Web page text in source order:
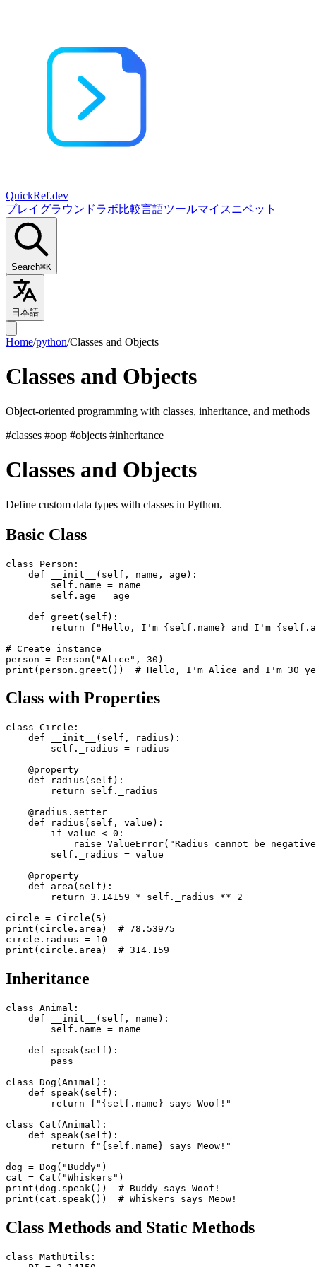
QuickRef.dev
プレイグラウンドラボ比較言語ツールマイスニペット
Search⌘K
日本語
Home/python/Classes and Objects
Classes and Objects
Object-oriented programming with classes, inheritance, and methods
#classes #oop #objects #inheritance
Classes and Objects
Define custom data types with classes in Python.
Basic Class
class Person:
    def __init__(self, name, age):
        self.name = name
        self.age = age
    def greet(self):
return f"Hello, I'm {self.name} and I'm
# Create instance
person = Person("Alice", 30)
Class with Properties
class Circle:
    def __init__(self, radius):
        self._radius = radius
    @property
    def radius(self):
        return self._radius
    @radius.setter
    def radius(self, value):
        if value < 0:
raise ValueError("Radius cannot be
        self._radius = value
    @property
    def area(self):
        return 3.14159 * self._radius ** 2
circle = Circle(5)
print(circle.area)  # 78.53975
circle.radius = 10
Inheritance
class Animal:
    def __init__(self, name):
        self.name = name
    def speak(self):
        pass
class Dog(Animal):
    def speak(self):
        return f"{self.name} says Woof!"
class Cat(Animal):
    def speak(self):
        return f"{self.name} says Meow!"
dog = Dog("Buddy")
cat = Cat("Whiskers")
print(dog.speak())  # Buddy says Woof!
Class Methods and Static Methods
class MathUtils: